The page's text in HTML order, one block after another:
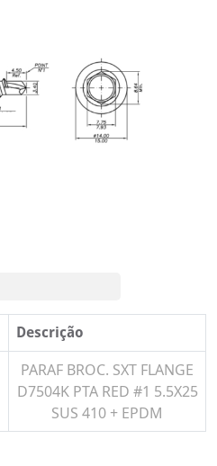
Descrição
PARAF BROC. SXT FLANGE
D7504K PTA RED #1 5.5X25
SUS 410 + EPDM